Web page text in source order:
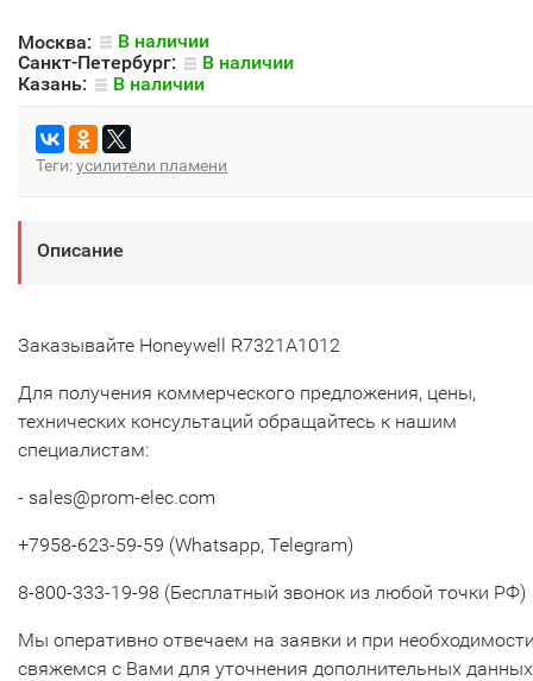
Москва:
В наличии
Санкт-Петербург:
В наличии
Казань:
В наличии
Теги:усилители пламени
Описание
Заказывайте Honeywell R7321A1012
Для получения коммерческого предложения, цены,
технических консультаций обращайтесь к нашим
специалистам:
- sales@prom-elec.com
+7958-623-59-59 (Whatsapp, Telegram)
8-800-333-19-98 (Бесплатный звонок из любой точки РФ)
Мы оперативно отвечаем на заявки и при
свяжемся с Вами для уточнения дополнительных